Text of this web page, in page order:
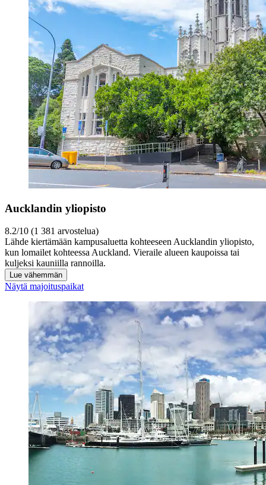
Aucklandin yliopisto
8.2/10 (1 381 arvostelua)
Lähde kiertämään kampusaluetta kohteeseen Aucklandin yliopisto,
kun lomailet kohteessa Auckland. Vieraile alueen kaupoissa tai
kuljeksi kauniilla rannoilla.
Lue vähemmän
Näytä majoituspaikat